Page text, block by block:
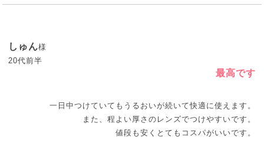
しゅん様
20代前半
最高です
一日中つけていてもうるおいが続いて快適に使えます。
また、程よい厚さのレンズでつけやすいです。
値段も安くとてもコスパがいいです。